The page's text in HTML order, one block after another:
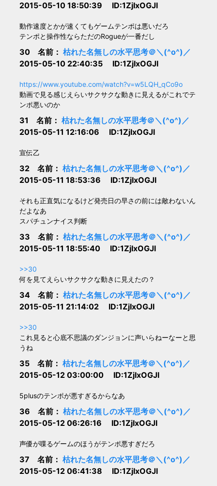
2015-05-10 18:50:39 ID:1ZjIxOGJl
動作速度とかが速くてもゲームテンポは悪いだろ
テンポと操作性ならただのRogueが一番だし
30 名前： 枯れた名無しの水平思考＠＼(^o^)／
2015-05-10 22:40:35 ID:1ZjIxOGJl
https://www.youtube.com/watch?v=w5LQH_qCo9o
動画で見る感じえらいサクサクな動きに見えるがこれでテ
ンポ悪いのか
31 名前： 枯れた名無しの水平思考＠＼(^o^)／
2015-05-11 12:16:06 ID:1ZjIxOGJl
宣伝乙
32 名前： 枯れた名無しの水平思考＠＼(^o^)／
2015-05-11 18:53:36 ID:1ZjIxOGJl
それも正直気になるけど発売日の早さの前には敵わないん
だよなあ
スパチュンナイス判断
33 名前： 枯れた名無しの水平思考＠＼(^o^)／
2015-05-11 18:55:40 ID:1ZjIxOGJl
>>30
何を見てえらいサクサクな動きに見えたの？
34 名前： 枯れた名無しの水平思考＠＼(^o^)／
2015-05-11 21:14:02 ID:1ZjIxOGJl
>>30
これ見ると心底不思議のダンジョンに声いらねーなーと思
うね
35 名前： 枯れた名無しの水平思考＠＼(^o^)／
2015-05-12 03:00:00 ID:1ZjIxOGJl
5plusのテンポが悪すぎるからなあ
36 名前： 枯れた名無しの水平思考＠＼(^o^)／
2015-05-12 06:26:16 ID:1ZjIxOGJl
声優が喋るゲームのほうがテンポ悪すぎだろ
37 名前： 枯れた名無しの水平思考＠＼(^o^)／
2015-05-12 06:41:38 ID:1ZjIxOGJl